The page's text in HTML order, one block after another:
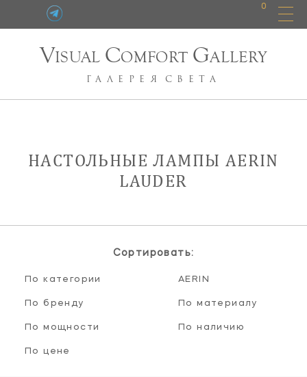
0
VISUAL COMFORT GALLERY
ГАЛЕРЕЯ СВЕТА
НАСТОЛЬНЫЕ ЛАМПЫ AERIN
LAUDER
Сортировать:
По категории AERIN
По бренду По материалу
По мощности По наличию
По цене